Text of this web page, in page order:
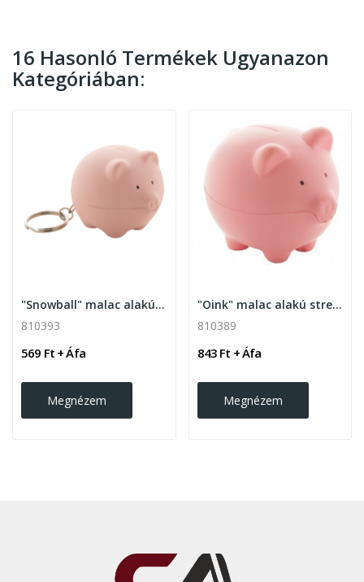
16 Hasonló Termékek Ugyanazon
Kategóriában:
"Snowball" malac alakú stresszoldó kulcstartóval
810393
569 Ft + Áfa
Megnézem
"Oink" malac alakú stresszoldó
810389
843 Ft + Áfa
Megnézem